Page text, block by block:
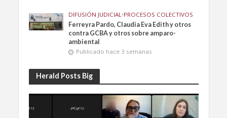
DIFUSIÓN JUDICIAL•PROCESOS COLECTIVOS
Ferreyra Pardo, Claudia Eva Edith y otros
contra GCBA y otros sobre amparo-
ambiental
Publicado hace 3 semanas
Herald Posts Big